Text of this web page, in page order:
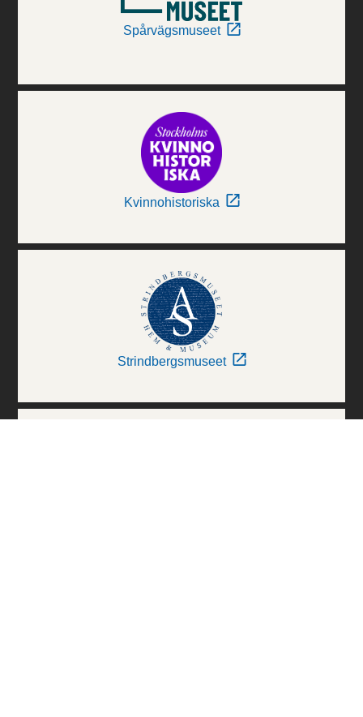
Spårvägsmuseet
Kvinnohistoriska
Strindbergsmuseet